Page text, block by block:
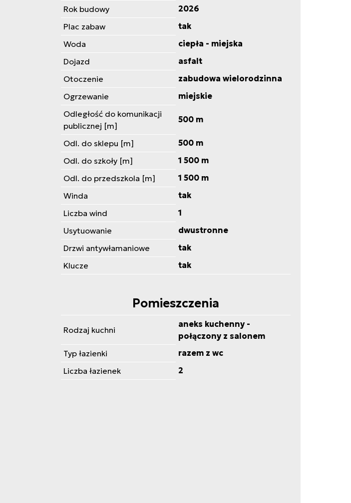
Rok budowy
2026
Plac zabaw
tak
Woda
ciepła - miejska
Dojazd
asfalt
Otoczenie
zabudowa wielorodzinna
Ogrzewanie
miejskie
Odległość do komunikacji
publicznej [m]
500 m
Odl. do sklepu [m]
500 m
Odl. do szkoły [m]
1 500 m
Odl. do przedszkola [m]
1 500 m
Winda
tak
Liczba wind
1
Usytuowanie
dwustronne
Drzwi antywłamaniowe
tak
Klucze
tak
Pomieszczenia
Rodzaj kuchni
aneks kuchenny -
połączony z salonem
Typ łazienki
razem z wc
Liczba łazienek
2